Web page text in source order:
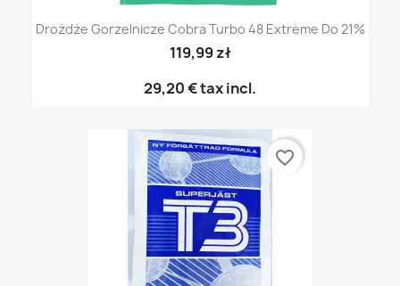
Drożdże Gorzelnicze Cobra Turbo 48 Extreme Do 21%
119,99 zł
29,20 €tax incl.
favorite_border